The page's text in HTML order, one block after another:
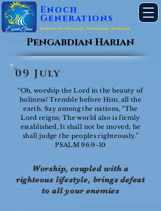
Enoch
Generations
Kebenaran Kerajaan, Kehidupan Kerajaan
Pengabdian Harian
09 July
“Oh, worship the Lord in the beauty of
holiness! Tremble before Him, all the
earth. Say among the nations, “The
Lord reigns; The world also is firmly
established, It shall not be moved; he
shall judge the peoples righteously.”
PSALM 96:9-10
Worship, coupled with a
righteous lifestyle, brings defeat
to all your enemies